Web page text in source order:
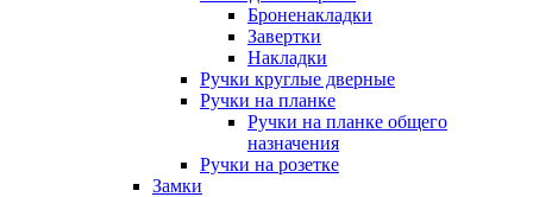
Броненакладки
Завертки
Накладки
Ручки круглые дверные
Ручки на планке
Ручки на планке общего
назначения
Ручки на розетке
Замки